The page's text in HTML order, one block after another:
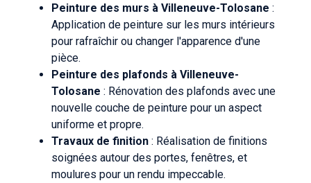
Peinture des murs à Villeneuve-Tolosane :
Application de peinture sur les murs intérieurs
pour rafraîchir ou changer l'apparence d'une
pièce.
Peinture des plafonds à Villeneuve-
Tolosane : Rénovation des plafonds avec une
nouvelle couche de peinture pour un aspect
uniforme et propre.
Travaux de finition : Réalisation de finitions
soignées autour des portes, fenêtres, et
moulures pour un rendu impeccable.